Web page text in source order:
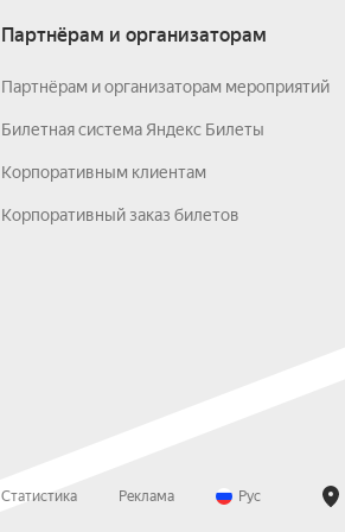
Партнёрам и организаторам
Партнёрам и организаторам мероприятий
Билетная система Яндекс Билеты
Корпоративным клиентам
Корпоративный заказ билетов
Статистика Реклама Рус